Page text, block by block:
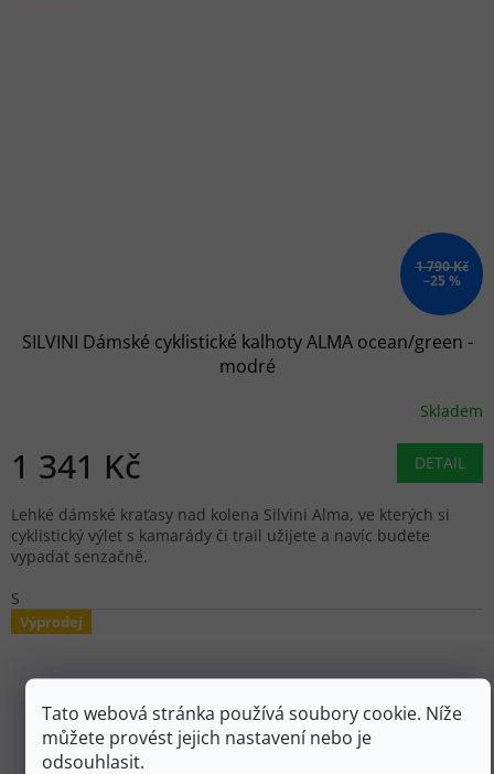
Tato webová stránka používá soubory cookie. Níže
můžete provést jejich nastavení nebo je
odsouhlasit.
1 790 Kč
–25 %
SILVINI Dámské cyklistické kalhoty ALMA ocean/green -
modré
Skladem
1 341 Kč DETAIL
Lehké dámské kraťasy nad kolena Silvini Alma, ve kterých si
cyklistický výlet s kamarády či trail užijete a navíc budete
vypadat senzačně.
S
Výprodej